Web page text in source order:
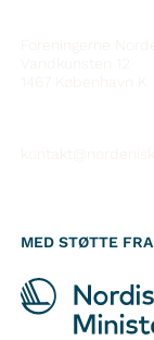
MED STØTTE FRA